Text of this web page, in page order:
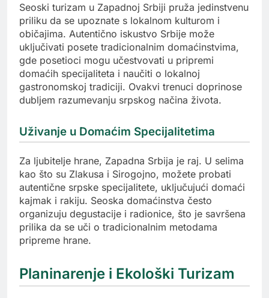
Seoski turizam u Zapadnoj Srbiji pruža jedinstvenu
priliku da se upoznate s lokalnom kulturom i
običajima. Autentično iskustvo Srbije može
uključivati posete tradicionalnim domaćinstvima,
gde posetioci mogu učestvovati u pripremi
domaćih specijaliteta i naučiti o lokalnoj
gastronomskoj tradiciji. Ovakvi trenuci doprinose
dubljem razumevanju srpskog načina života.
Uživanje u Domaćim Specijalitetima
Za ljubitelje hrane, Zapadna Srbija je raj. U selima
kao što su Zlakusa i Sirogojno, možete probati
autentične srpske specijalitete, uključujući domaći
kajmak i rakiju. Seoska domaćinstva često
organizuju degustacije i radionice, što je savršena
prilika da se uči o tradicionalnim metodama
pripreme hrane.
Planinarenje i Ekološki Turizam